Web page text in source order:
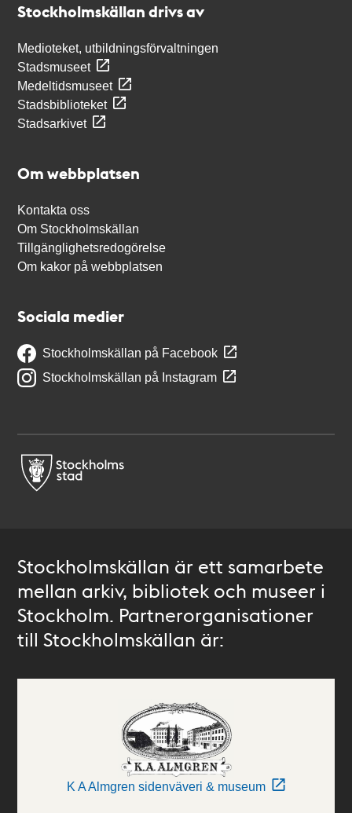
Stockholmskällan drivs av
Medioteket, utbildningsförvaltningen
Stadsmuseet
Medeltidsmuseet
Stadsbiblioteket
Stadsarkivet
Om webbplatsen
Kontakta oss
Om Stockholmskällan
Tillgänglighetsredogörelse
Om kakor på webbplatsen
Sociala medier
Stockholmskällan på Facebook
Stockholmskällan på Instagram
Stockholmskällan är ett samarbete
mellan arkiv, bibliotek och museer i
Stockholm. Partnerorganisationer
till Stockholmskällan är:
K A Almgren sidenväveri & museum